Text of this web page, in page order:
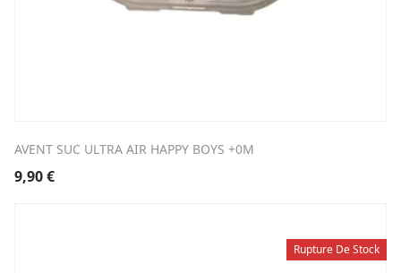
AVENT SUC ULTRA AIR HAPPY BOYS +0M
9,90€
Rupture De Stock